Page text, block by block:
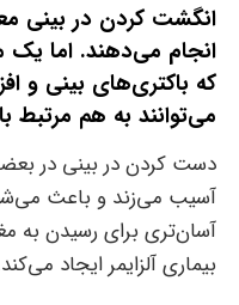
انگشت کردن در بینی
که باکتری‌های بینی و
می‌توانند به هم مرتبط
دست کردن در بینی در
آسیب می‌زند و باعث
آسان‌تری برای رسیدن به
بیماری آلزایمر ایجاد